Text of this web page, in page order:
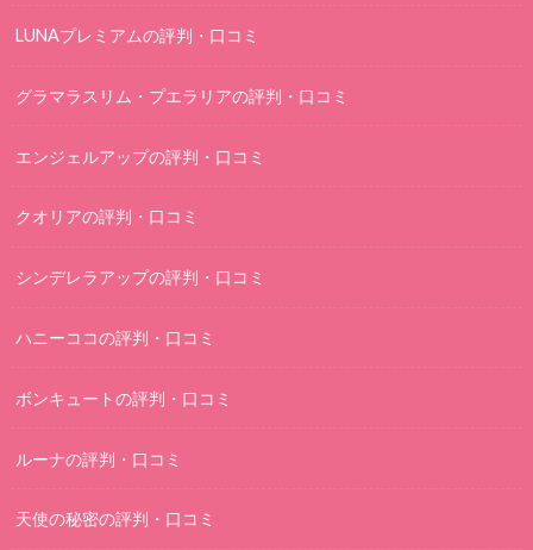
LUNAプレミアムの評判・口コミ
グラマラスリム・プエラリアの評判・口コミ
エンジェルアップの評判・口コミ
クオリアの評判・口コミ
シンデレラアップの評判・口コミ
ハニーココの評判・口コミ
ボンキュートの評判・口コミ
ルーナの評判・口コミ
天使の秘密の評判・口コミ